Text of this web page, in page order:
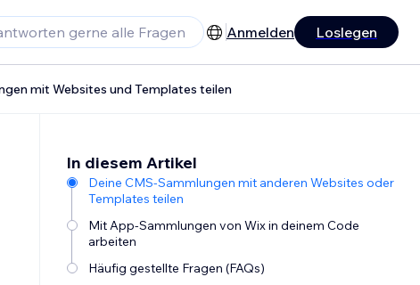
Anmelden Loslegen
mit Websites und Templates teilen
In diesem Artikel
Deine CMS-Sammlungen mit anderen Websites oder
Templates teilen
Mit App-Sammlungen von Wix in deinem Code
arbeiten
Häufig gestellte Fragen (FAQs)